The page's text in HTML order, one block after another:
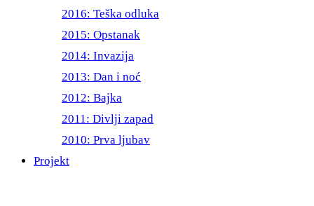
2016: Teška odluka
2015: Opstanak
2014: Invazija
2013: Dan i noć
2012: Bajka
2011: Divlji zapad
2010: Prva ljubav
Projekt